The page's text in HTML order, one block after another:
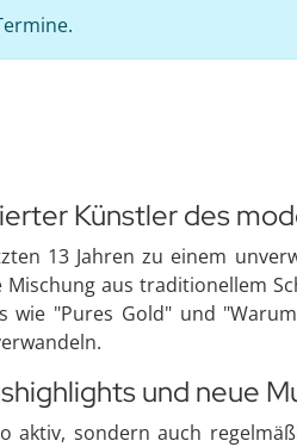
Künstler des
13 Jahren zu einem
aus traditionellem
wie "Pures Gold" und
und neue
sondern auch